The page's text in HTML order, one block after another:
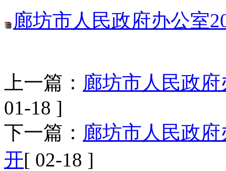
廊坊市人民政府办公室
上一篇： 廊坊市人民政
01-18 ]
下一篇： 廊坊市人民政
开[ 02-18 ]